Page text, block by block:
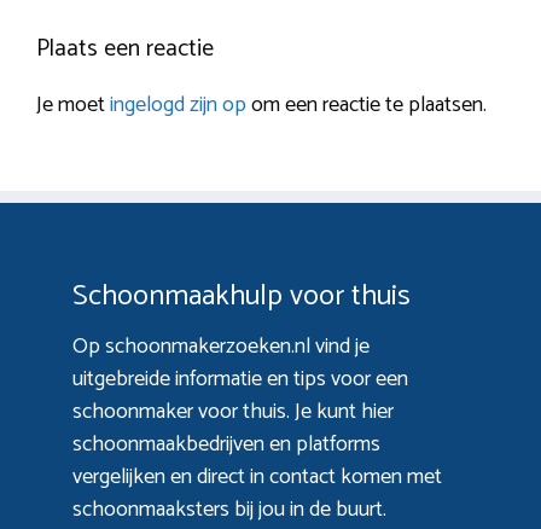
Plaats een reactie
Je moetingelogd zijn opom een reactie te plaatsen.
Schoonmaakhulp voor thuis
Op schoonmakerzoeken.nl vind je
uitgebreide informatie en tips voor een
schoonmaker voor thuis. Je kunt hier
schoonmaakbedrijven en platforms
vergelijken en direct in contact komen met
schoonmaaksters bij jou in de buurt.